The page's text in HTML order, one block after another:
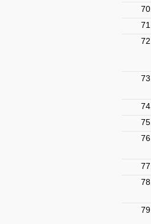
70.
71.
72.
73.
74.
75.
76.
77.
78.
79.